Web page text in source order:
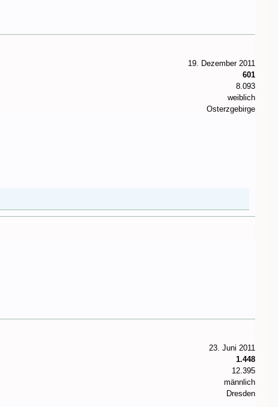
19. Dezember 2011
601
8.093
weiblich
Osterzgebirge
23. Juni 2011
1.448
12.395
männlich
Dresden